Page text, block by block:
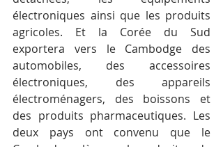
électroniques ainsi que les produits
agricoles. Et la Corée du Sud
exportera vers le Cambodge des
automobiles, des accessoires
électroniques, des appareils
électroménagers, des boissons et
des produits pharmaceutiques. Les
deux pays ont convenu que le
Cambodge lèvera les droits de